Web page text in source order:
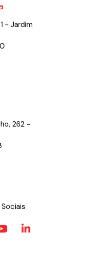
- Jardim
262 -